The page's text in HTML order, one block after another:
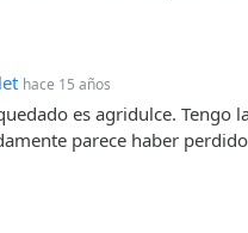
hace 15 años
es agridulce. Tengo
parece haber